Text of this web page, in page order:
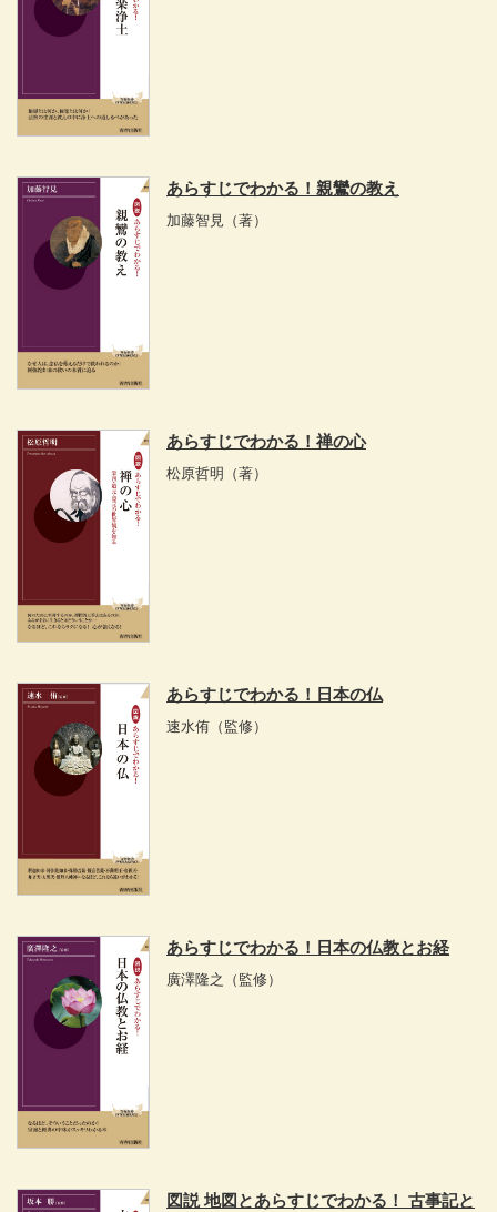
あらすじでわかる！親鸞の教え
加藤智見 （著）
あらすじでわかる！禅の心
松原哲明 （著）
あらすじでわかる！日本の仏
速水侑 （監修）
あらすじでわかる！日本の仏教とお経
廣澤隆之 （監修）
図説 地図とあらすじでわかる！ 古事記と